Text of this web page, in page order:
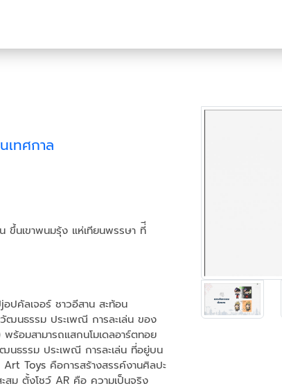
เทศกาล
นเขาพนมรุ้ง แห่เทียนพรรษา ที่ี
คัลเจอร์ ชาวอีสาน สะท้อน
ฒนธรรม ประเพณี การละเล่น ของ
ร้อมสามารถแสกนโมเดลอาร์ตทอย
นธรรม ประเพณี การละเล่น ที่อยู่บน
Toys คือการสร้างสรรค์งานศิลปะ
สม ตั้งโชว์ AR คือ ความเป็นจริง